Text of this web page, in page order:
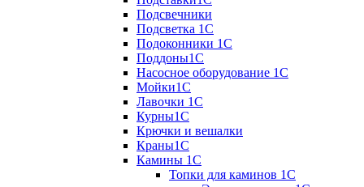
Подсвечники
Подсветка 1С
Подоконники 1С
Поддоны1С
Насосное оборудование 1С
Мойки1С
Лавочки 1С
Курны1С
Крючки и вешалки
Краны1С
Камины 1C
Топки для каминов 1C